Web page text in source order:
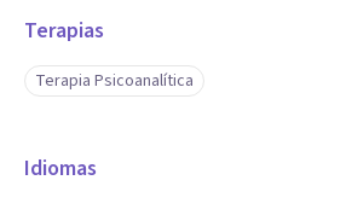
Terapias
Terapia Psicoanalítica
Idiomas